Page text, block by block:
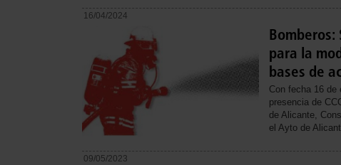
16/04/2024
Bomberos:
para la
bases de
Con fecha 16 de
presencia de
de Alicante,
el Ayto de
09/05/2023